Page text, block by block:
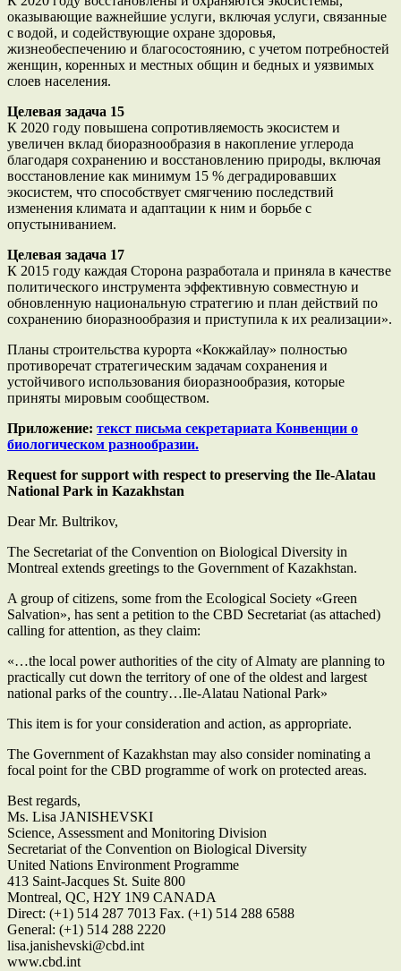
оказывающие важнейшие услуги, включая услуги, связанные
с водой, и содействующие охране здоровья,
жизнеобеспечению и благосостоянию, с учетом потребностей
женщин, коренных и местных общин и бедных и уязвимых
слоев населения.
Целевая задача 15
К 2020 году повышена сопротивляемость экосистем и
увеличен вклад биоразнообразия в накопление углерода
благодаря сохранению и восстановлению природы, включая
восстановление как минимум 15 % деградировавших
экосистем, что способствует смягчению последствий
изменения климата и адаптации к ним и борьбе с
опустыниванием.
Целевая задача 17
К 2015 году каждая Сторона разработала и приняла в качестве
политического инструмента эффективную совместную и
обновленную национальную стратегию и план действий по
сохранению биоразнообразия и приступила к их реализации».
Планы строительства курорта «Кокжайлау» полностью
противоречат стратегическим задачам сохранения и
устойчивого использования биоразнообразия, которые
приняты мировым сообществом.
Приложение: текст письма секретариата Конвенции о
биологическом разнообразии.
Request for support with respect to preserving the Ile-Alatau
National Park in Kazakhstan
Dear Mr. Bultrikov,
The Secretariat of the Convention on Biological Diversity in
Montreal extends greetings to the Government of Kazakhstan.
A group of citizens, some from the Ecological Society «Green
Salvation», has sent a petition to the CBD Secretariat (as attached)
calling for attention, as they claim:
«…the local power authorities of the city of Almaty are planning to
practically cut down the territory of one of the oldest and largest
national parks of the country…Ile-Alatau National Park»
This item is for your consideration and action, as appropriate.
The Government of Kazakhstan may also consider nominating a
focal point for the CBD programme of work on protected areas.
Best regards,
Ms. Lisa JANISHEVSKI
Science, Assessment and Monitoring Division
Secretariat of the Convention on Biological Diversity
United Nations Environment Programme
413 Saint-Jacques St. Suite 800
Montreal, QC, H2Y 1N9 CANADA
Direct: (+1) 514 287 7013 Fax. (+1) 514 288 6588
General: (+1) 514 288 2220
lisa.janishevski@cbd.int
www.cbd.int